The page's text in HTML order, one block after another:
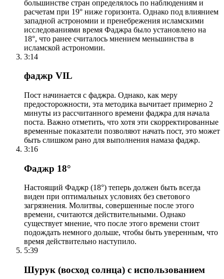
большинстве стран определялось по наблюдениям и
расчетам при 19° ниже горизонта. Однако под влиянием
западной астрономии и пренебрежения исламскими
исследованиями время Фаджра было установлено на
18°, что ранее считалось мнением меньшинства в
исламской астрономии.
3:14
фаджр VIL
Пост начинается с фаджра. Однако, как меру
предосторожности, эта методика вычитает примерно 2
минуты из рассчитанного времени фаджра для начала
поста. Важно отметить, что хотя эти скорректированные
временные показатели позволяют начать пост, это может
быть слишком рано для выполнения намаза фаджр.
3:16
Фаджр 18°
Настоящий Фаджр (18°) теперь должен быть всегда
виден при оптимальных условиях без светового
загрязнения. Молитвы, совершенные после этого
времени, считаются действительными. Однако
существует мнение, что после этого времени стоит
подождать немного дольше, чтобы быть уверенным, что
время действительно наступило.
5:39
Шурук (восход солнца) с использованием